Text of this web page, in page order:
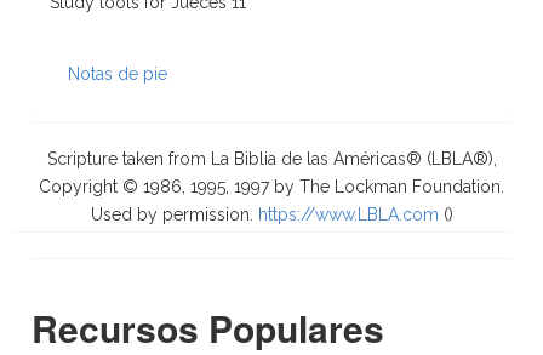
Notas de pie
Scripture taken from La Biblia de las Américas® (LBLA®),
Copyright © 1986, 1995, 1997 by The Lockman Foundation.
Used by permission.
https://www.LBLA.com ()
Recursos Populares